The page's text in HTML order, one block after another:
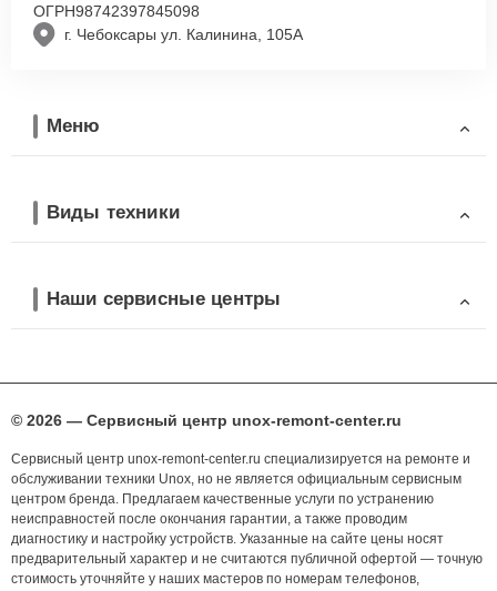
г. Чебоксары ул. Калинина, 105А
ОГРН98742397845098
Меню
Виды техники
Наши сервисные центры
© 2026 — Сервисный центр unox-remont-center.ru
Сервисный центр unox-remont-center.ru специализируется на ремонте и
обслуживании техники Unox, но не является официальным сервисным
центром бренда. Предлагаем качественные услуги по устранению
неисправностей после окончания гарантии, а также проводим
диагностику и настройку устройств. Указанные на сайте цены носят
предварительный характер и не считаются публичной офертой — точную
стоимость уточняйте у наших мастеров по номерам телефонов,